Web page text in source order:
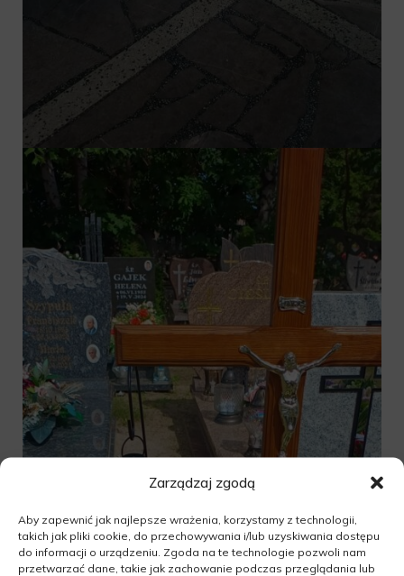
Zarządzaj zgodą
Aby zapewnić jak najlepsze wrażenia, korzystamy z technologii,
takich jak pliki cookie, do przechowywania i/lub uzyskiwania dostępu
do informacji o urządzeniu. Zgoda na te technologie pozwoli nam
przetwarzać dane, takie jak zachowanie podczas przeglądania lub